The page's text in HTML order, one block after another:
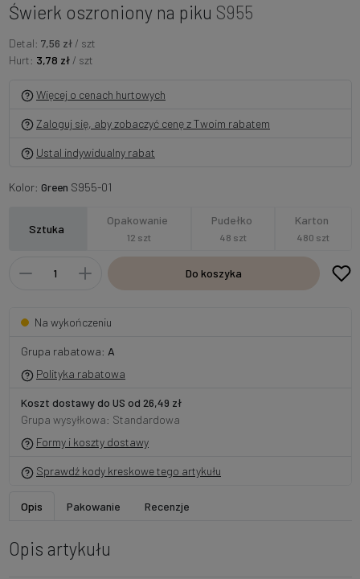
Świerk oszroniony na piku S955
Detal: 7,56 zł / szt
Hurt: 3,78 zł / szt
Więcej o cenach hurtowych
Zaloguj się, aby zobaczyć cenę z Twoim rabatem
Ustal indywidualny rabat
Kolor: Green S955-01
Sztuka
Opakowanie
12 szt
Pudełko
48 szt
Karton
480 szt
Do koszyka
Na wykończeniu
Grupa rabatowa: A
Polityka rabatowa
Koszt dostawy do US od 26,49 zł
Grupa wysyłkowa: Standardowa
Formy i koszty dostawy
Sprawdź kody kreskowe tego artykułu
Opis Pakowanie Recenzje
Opis artykułu